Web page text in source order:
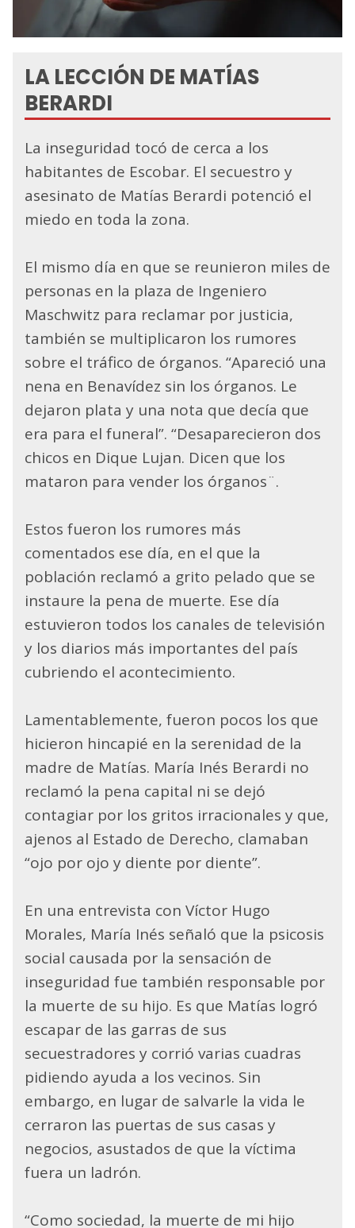
LA LECCIÓN DE MATÍAS
BERARDI
La inseguridad tocó de cerca a los
habitantes de Escobar. El secuestro y
asesinato de Matías Berardi potenció el
miedo en toda la zona.
El mismo día en que se reunieron miles de
personas en la plaza de Ingeniero
Maschwitz para reclamar por justicia,
también se multiplicaron los rumores
sobre el tráfico de órganos. “Apareció una
nena en Benavídez sin los órganos. Le
dejaron plata y una nota que decía que
era para el funeral”. “Desaparecieron dos
chicos en Dique Lujan. Dicen que los
mataron para vender los órganos¨.
Estos fueron los rumores más
comentados ese día, en el que la
población reclamó a grito pelado que se
instaure la pena de muerte. Ese día
estuvieron todos los canales de televisión
y los diarios más importantes del país
cubriendo el acontecimiento.
Lamentablemente, fueron pocos los que
hicieron hincapié en la serenidad de la
madre de Matías. María Inés Berardi no
reclamó la pena capital ni se dejó
contagiar por los gritos irracionales y que,
ajenos al Estado de Derecho, clamaban
“ojo por ojo y diente por diente”.
En una entrevista con Víctor Hugo
Morales, María Inés señaló que la psicosis
social causada por la sensación de
inseguridad fue también responsable por
la muerte de su hijo. Es que Matías logró
escapar de las garras de sus
secuestradores y corrió varias cuadras
pidiendo ayuda a los vecinos. Sin
embargo, en lugar de salvarle la vida le
cerraron las puertas de sus casas y
negocios, asustados de que la víctima
fuera un ladrón.
“Como sociedad, la muerte de mi hijo